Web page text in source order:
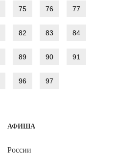
75 76 77
82 83 84
89 90 91
96 97
АФИША
России